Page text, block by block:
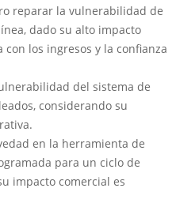
reparar la vulnerabilidad de
dado su alto impacto
los ingresos y la confianza
del sistema de
considerando su
en la herramienta de
para un ciclo de
impacto comercial es